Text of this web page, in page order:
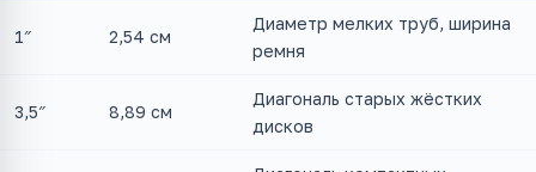
1″ 2,54 см
Диаметр мелких труб, ширина
ремня
3,5″ 8,89 см
Диагональ старых жёстких
дисков